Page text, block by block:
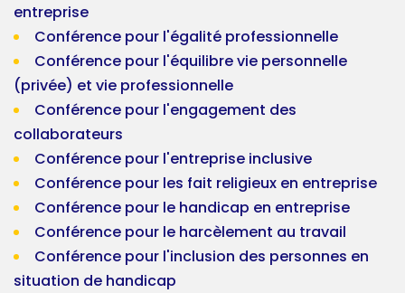
entreprise
Conférence pour l'égalité professionnelle
Conférence pour l'équilibre vie personnelle
(privée) et vie professionnelle
Conférence pour l'engagement des
collaborateurs
Conférence pour l'entreprise inclusive
Conférence pour les fait religieux en entreprise
Conférence pour le handicap en entreprise
Conférence pour le harcèlement au travail
Conférence pour l'inclusion des personnes en
situation de handicap